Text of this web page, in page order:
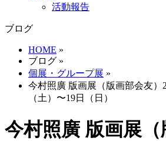
活動報告
ブログ
HOME »
ブログ »
個展・グループ展 »
今村照廣 版画展（版画部会友）
（土）〜19日（日）
今村照廣 版画展